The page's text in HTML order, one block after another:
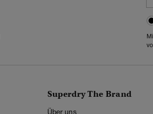
Superdry The Brand
Über uns